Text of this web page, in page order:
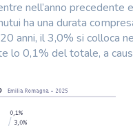
nell’anno precedente
ha una durata
anni, il 3,0% si colloca
lo 0,1% del totale, a